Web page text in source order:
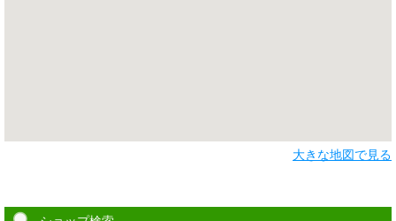
大きな地図で見る